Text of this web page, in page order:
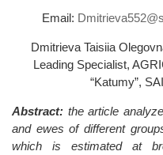
Email:
Dmitrieva Taisiia
Leading Specialist,
“Katumy”,
Abstract: the article
and ewes of different
which is estimated at